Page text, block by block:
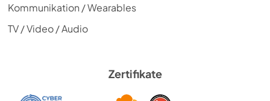
Kommunikation / Wearables
TV / Video / Audio
Zertifikate